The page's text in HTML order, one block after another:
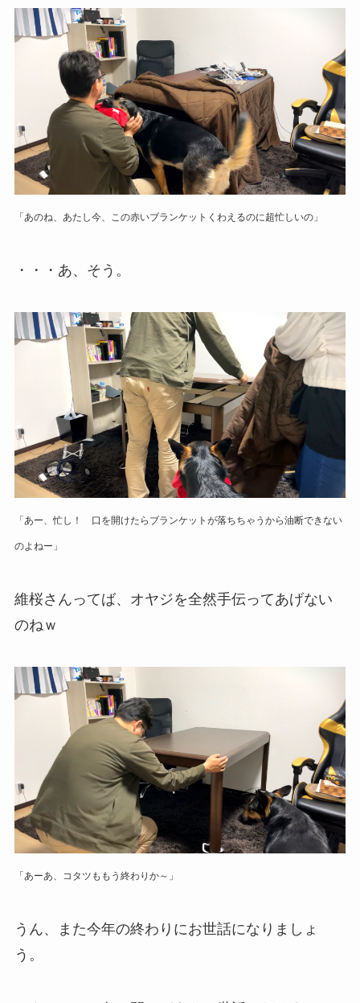
「あのね、あたし今、この赤いブランケットくわえるのに超忙しいの」
・・・あ、そう。
「あー、忙し！ 口を開けたらブランケットが落ちちゃうから油断できない
のよねー」
維桜さんってば、オヤジを全然手伝ってあげない
のねｗ
「あーあ、コタツももう終わりか～」
うん、また今年の終わりにお世話になりましょ
う。